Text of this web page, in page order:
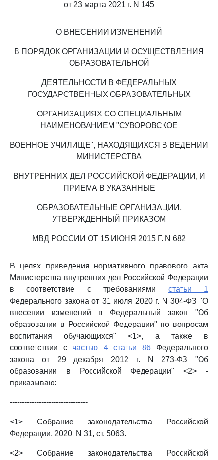
от 23 марта 2021 г. N 145
О ВНЕСЕНИИ ИЗМЕНЕНИЙ
В ПОРЯДОК ОРГАНИЗАЦИИ И ОСУЩЕСТВЛЕНИЯ
ОБРАЗОВАТЕЛЬНОЙ
ДЕЯТЕЛЬНОСТИ В ФЕДЕРАЛЬНЫХ
ГОСУДАРСТВЕННЫХ ОБРАЗОВАТЕЛЬНЫХ
ОРГАНИЗАЦИЯХ СО СПЕЦИАЛЬНЫМ
НАИМЕНОВАНИЕМ "СУВОРОВСКОЕ
ВОЕННОЕ УЧИЛИЩЕ", НАХОДЯЩИХСЯ В ВЕДЕНИИ
МИНИСТЕРСТВА
ВНУТРЕННИХ ДЕЛ РОССИЙСКОЙ ФЕДЕРАЦИИ, И
ПРИЕМА В УКАЗАННЫЕ
ОБРАЗОВАТЕЛЬНЫЕ ОРГАНИЗАЦИИ,
УТВЕРЖДЕННЫЙ ПРИКАЗОМ
МВД РОССИИ ОТ 15 ИЮНЯ 2015 Г. N 682
В целях приведения нормативного правового акта
Министерства внутренних дел Российской Федерации
в соответствие с требованиями статьи 1
Федерального закона от 31 июля 2020 г. N 304-ФЗ "О
внесении изменений в Федеральный закон "Об
образовании в Российской Федерации" по вопросам
воспитания обучающихся" <1>, а также в
соответствии с частью 4 статьи 86Федерального
закона от 29 декабря 2012 г. N 273-ФЗ "Об
образовании в Российской Федерации" <2> -
приказываю:
--------------------------------
<1> Собрание законодательства Российской
Федерации, 2020, N 31, ст. 5063.
<2> Собрание законодательства Российской